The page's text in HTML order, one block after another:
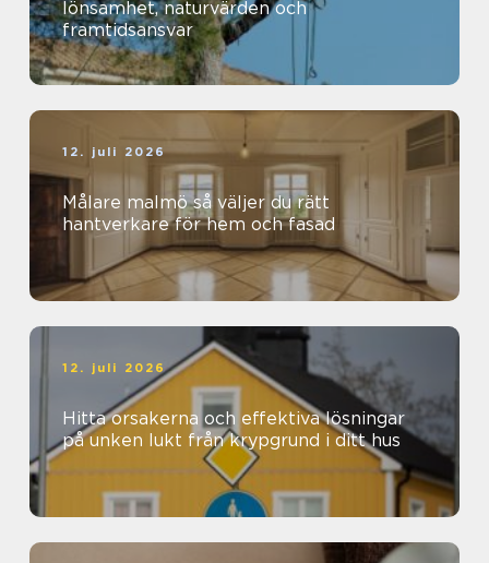
lönsamhet, naturvärden och
framtidsansvar
12. juli 2026
Målare malmö så väljer du rätt
hantverkare för hem och fasad
12. juli 2026
Hitta orsakerna och effektiva lösningar
på unken lukt från krypgrund i ditt hus